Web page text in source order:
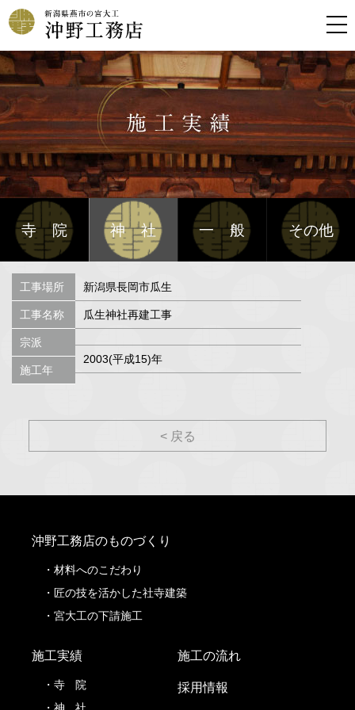
寺院 神社 一般 その他
工事場所
工事名称
宗派
施工年
新潟県長岡市瓜生
瓜生神社再建工事
2003(平成15)年
< 戻る
沖野工務店のものづくり
材料へのこだわり
匠の技を活かした社寺建築
宮大工の下請施工
施工実績
寺
院
施工の流れ
採用情報